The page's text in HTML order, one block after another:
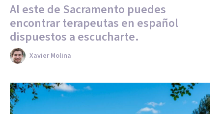
Al este de Sacramento puedes
encontrar terapeutas en español
dispuestos a escucharte.
Xavier Molina